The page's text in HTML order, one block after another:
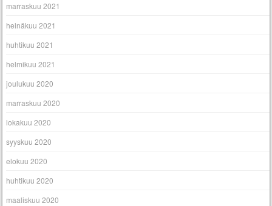
marraskuu 2021
heinäkuu 2021
huhtikuu 2021
helmikuu 2021
joulukuu 2020
marraskuu 2020
lokakuu 2020
syyskuu 2020
elokuu 2020
huhtikuu 2020
maaliskuu 2020